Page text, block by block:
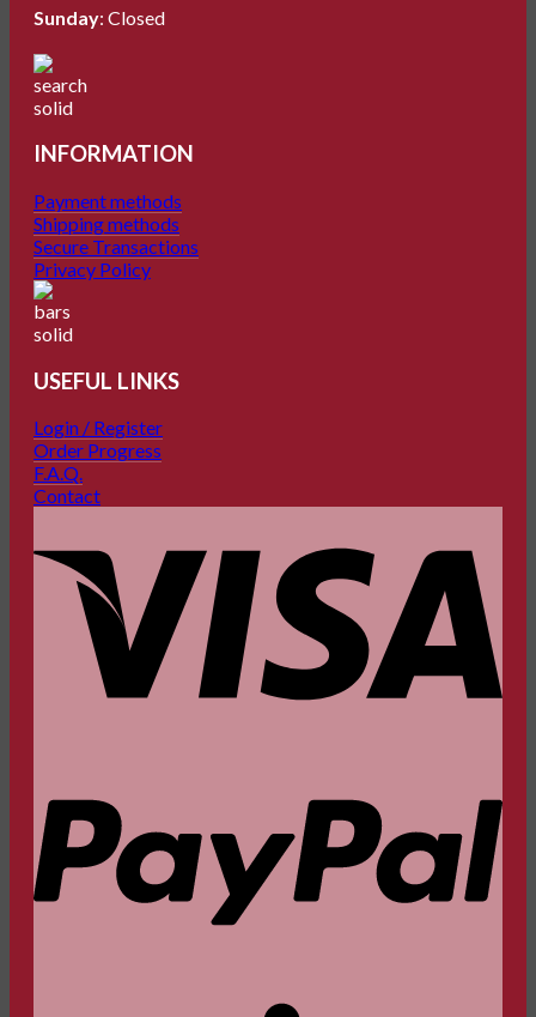
Sunday: Closed
INFORMATION
Payment methods
Shipping methods
Secure Transactions
Privacy Policy
USEFUL LINKS
Login / Register
Order Progress
F.A.Q.
Contact